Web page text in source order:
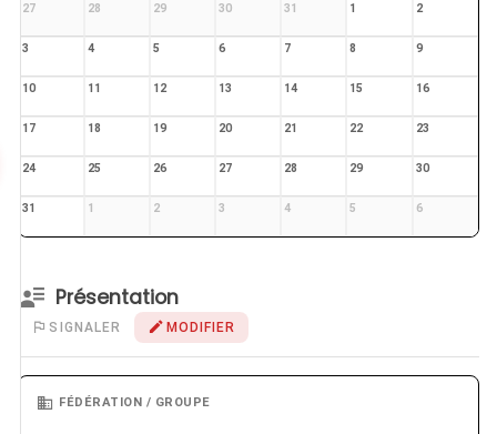
27 28 29 30 31 1 2
3 4 5 6 7 8 9
10 11 12 13 14 15 16
17 18 19 20 21 22 23
24 25 26 27 28 29 30
31 1 2 3 4 5 6
Présentation
SIGNALER MODIFIER
FÉDÉRATION / GROUPE